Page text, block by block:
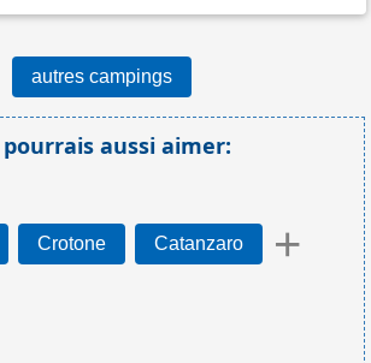
autres campings
pourrais aussi aimer:
Crotone Catanzaro +